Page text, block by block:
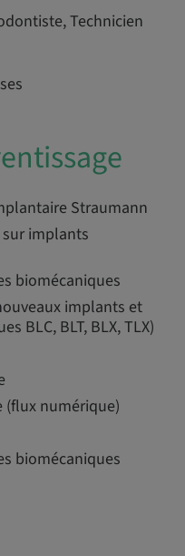
Technicien
Straumann
implants
biomécaniques
implants et
BLC, BLT, BLX, TLX)
(flux numérique)
biomécaniques